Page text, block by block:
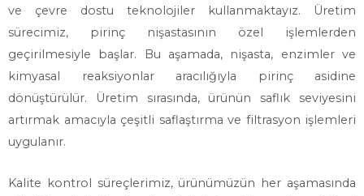
ve çevre dostu teknolojiler kullanmaktayız. Üretim
sürecimiz, pirinç nişastasının özel işlemlerden
geçirilmesiyle başlar. Bu aşamada, nişasta, enzimler ve
kimyasal reaksiyonlar aracılığıyla pirinç asidine
dönüştürülür. Üretim sırasında, ürünün saflık seviyesini
artırmak amacıyla çeşitli saflaştırma ve filtrasyon işlemleri
uygulanır.
Kalite kontrol süreçlerimiz, ürünümüzün her aşamasında